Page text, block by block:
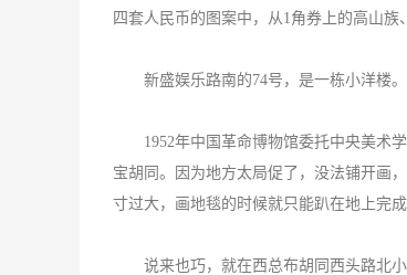
四套人民币的图案中，从1角券上的高山
新盛娱乐路南的74号，是一栋小洋楼。
1952年中国革命博物馆委托中央美术学
宝胡同。因为地方太局促了，没法铺开画
寸过大，画地毯的时候就只能趴在地上完
说来也巧，就在西总布胡同西头路北小